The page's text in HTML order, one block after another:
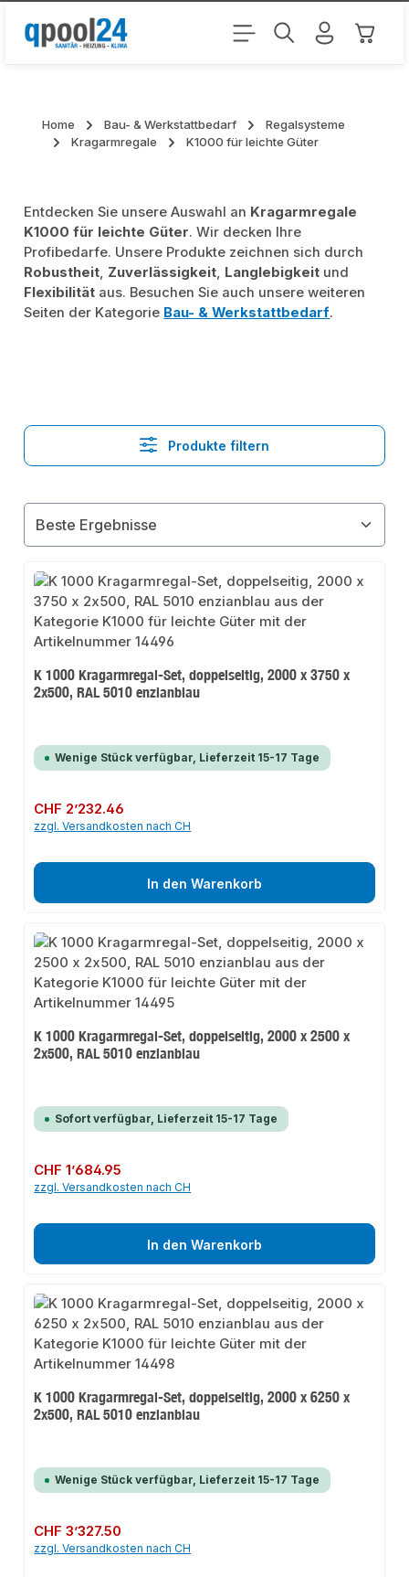
Zum Hauptinhalt springen
Home Bau- & Werkstattbedarf
Regalsysteme
Kragarmregale
K1000 für leichte Güter
Entdecken Sie unsere Auswahl an Kragarmregale
K1000 für leichte Güter. Wir decken Ihre
Profibedarfe. Unsere Produkte zeichnen sich durch
Robustheit, Zuverlässigkeit, Langlebigkeit und
Flexibilität aus. Besuchen Sie auch unsere weiteren
Seiten der Kategorie Bau- & Werkstattbedarf.
Produkte filtern
K 1000 Kragarmregal-Set, doppelseitig, 2000 x 3750 x
2x500, RAL 5010 enzianblau
Wenige Stück verfügbar, Lieferzeit 15-17 Tage
Regulärer Preis:
CHF 2’232.46
zzgl. Versandkosten nach CH
In den Warenkorb
K 1000 Kragarmregal-Set, doppelseitig, 2000 x 2500 x
2x500, RAL 5010 enzianblau
Sofort verfügbar, Lieferzeit 15-17 Tage
Regulärer Preis:
CHF 1’684.95
zzgl. Versandkosten nach CH
In den Warenkorb
K 1000 Kragarmregal-Set, doppelseitig, 2000 x 6250 x
2x500, RAL 5010 enzianblau
Wenige Stück verfügbar, Lieferzeit 15-17 Tage
Regulärer Preis:
CHF 3’327.50
zzgl. Versandkosten nach CH